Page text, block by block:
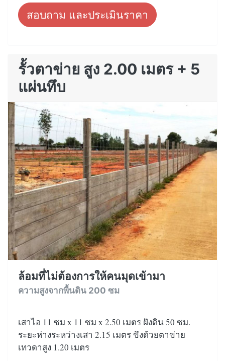
สอบถาม และประเมินราคา
รั้วตาข่าย สูง 2.00 เมตร + 5
แผ่นทึบ
ล้อมที่ไม่ต้องการให้คนมุดเข้ามา
ความสูงจากพื้นดิน 200 ซม
เสาไอ 11 ซม x 11 ซม x 2.50 เมตร ฝังดิน 50 ซม.
ระยะห่างระหว่างเสา 2.15 เมตร ขึงด้วยตาข่าย
เทวดาสูง 1.20 เมตร